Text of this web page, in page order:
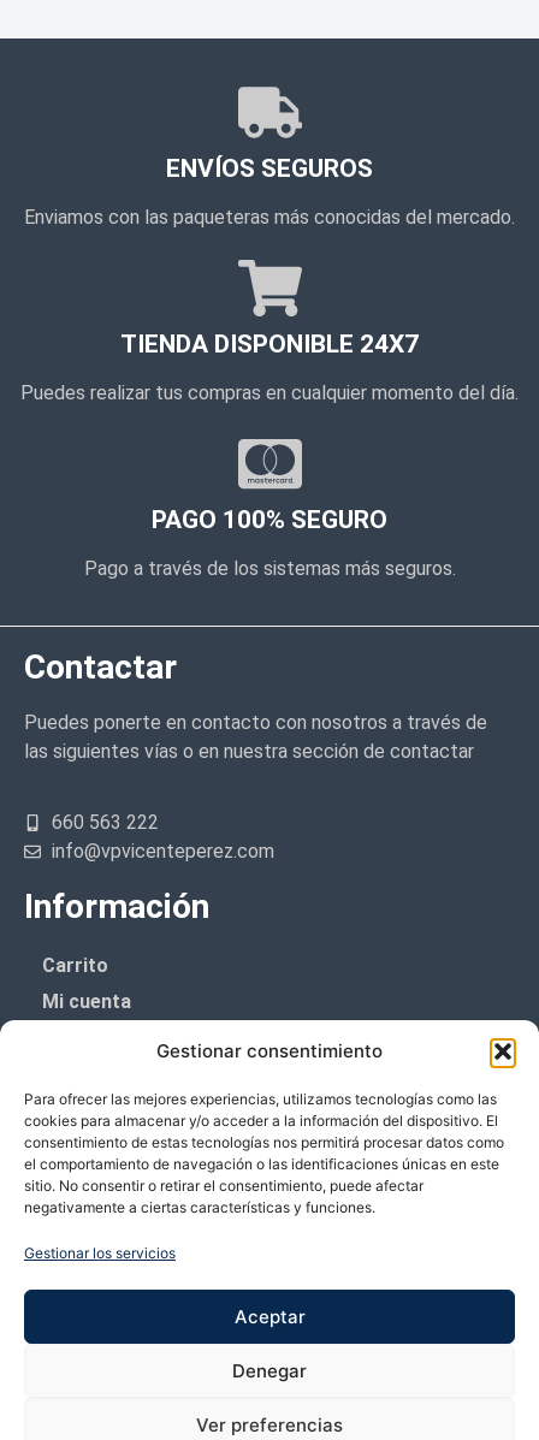
Gestionar consentimiento
Para ofrecer las mejores experiencias, utilizamos tecnologías como las
cookies para almacenar y/o acceder a la información del dispositivo. El
consentimiento de estas tecnologías nos permitirá procesar datos como
el comportamiento de navegación o las identificaciones únicas en este
sitio. No consentir o retirar el consentimiento, puede afectar
negativamente a ciertas características y funciones.
Gestionar los servicios
Aceptar
Denegar
Ver preferencias
ENVÍOS SEGUROS
Enviamos con las paqueteras más conocidas del mercado.
TIENDA DISPONIBLE 24X7
Puedes realizar tus compras en cualquier momento del día.
PAGO 100% SEGURO
Pago a través de los sistemas más seguros.
Contactar
Puedes ponerte en contacto con nosotros a través de
las siguientes vías o en nuestra sección de contactar
660 563 222
info@vpvicenteperez.com
Información
Carrito
Mi cuenta
Política de cookies (UE)
Boletín de noticias
¡¡Suscríbete y prometemos no dar mucho el
Te enviaremos sólo cosas importantes.